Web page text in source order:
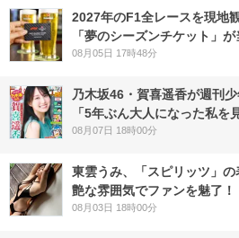
2027年のF1全レースを現地
「夢のシーズンチケット」が
08月05日 17時48分
乃木坂46・賀喜遥香が週刊
「5年ぶん大人になった私を
08月07日 18時00分
東雲うみ、「スピリッツ」
艶な雰囲気でファンを魅了！
08月03日 18時00分